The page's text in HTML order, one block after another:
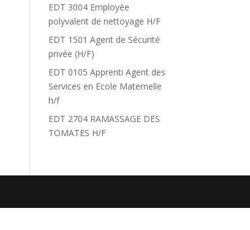
EDT 3004 Employée
polyvalent de nettoyage H/F
EDT 1501 Agent de Sécurité
privée (H/F)
EDT 0105 Apprenti Agent des
Services en Ecole Maternelle
h/f
EDT 2704 RAMASSAGE DES
TOMATES H/F